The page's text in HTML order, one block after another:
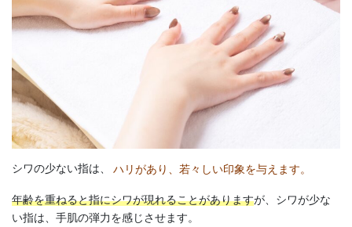
シワの少ない指は、 ハリがあり、若々しい印象を与えます。
年齢を重ねると指にシワが現れることがありますが、シワが少な
い指は、手肌の弾力を感じさせます。